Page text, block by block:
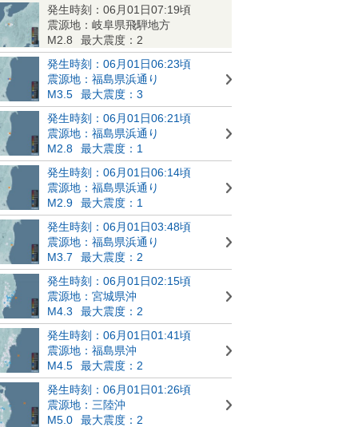
発生時刻：06月01日07:19頃
震源地：岐阜県飛騨地方
M2.8
最大震度：2
発生時刻：06月01日06:23頃
震源地：福島県浜通り
M3.5
最大震度：3
発生時刻：06月01日06:21頃
震源地：福島県浜通り
M2.8
最大震度：1
発生時刻：06月01日06:14頃
震源地：福島県浜通り
M2.9
最大震度：1
発生時刻：06月01日03:48頃
震源地：福島県浜通り
M3.7
最大震度：2
発生時刻：06月01日02:15頃
震源地：宮城県沖
M4.3
最大震度：2
発生時刻：06月01日01:41頃
震源地：福島県沖
M4.5
最大震度：2
発生時刻：06月01日01:26頃
震源地：三陸沖
M5.0
最大震度：2